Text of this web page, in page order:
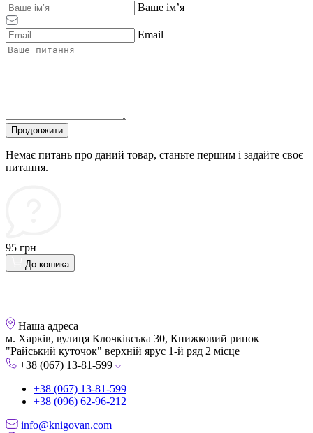
Ваше ім’я
Email
Продовжити
Немає питань про даний товар, станьте першим і задайте своє
питання.
95 грн
До кошика
Наша адреса
м. Харків, вулиця Клочківська 30, Книжковий ринок
"Райський куточок" верхній ярус 1-й ряд 2 місце
+38 (067) 13-81-599
+38 (067) 13-81-599
+38 (096) 62-96-212
info@knigovan.com